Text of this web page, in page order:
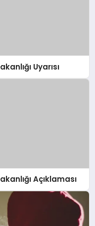
Uyarısı
Açıklaması